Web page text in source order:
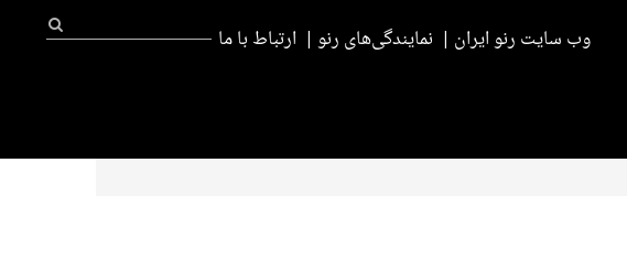
وب سایت رنو ایران نمایندگی‌های رنو ارتباط با ما